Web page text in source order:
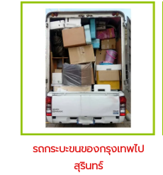
รถกระบะขนของกรุงเทพไป
สุรินทร์